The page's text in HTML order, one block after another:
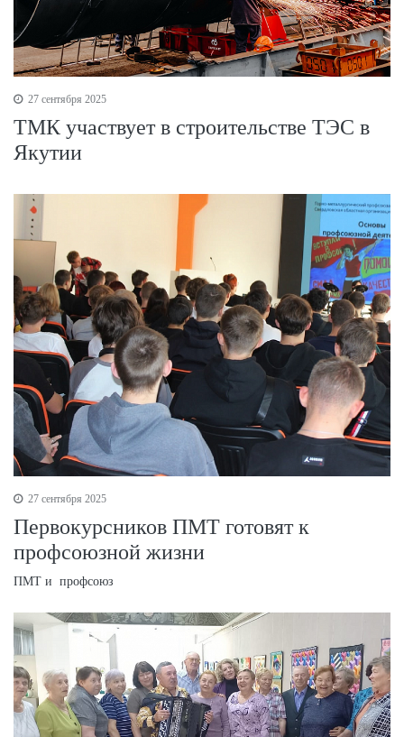
27 сентября 2025
ТМК участвует в строительстве ТЭС в
Якутии
27 сентября 2025
Первокурсников ПМТ готовят к
профсоюзной жизни
ПМТ и профсоюз